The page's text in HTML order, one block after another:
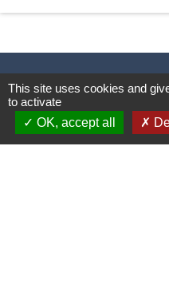
Contacts &
This site uses cookies and
to activate
OK, accept all